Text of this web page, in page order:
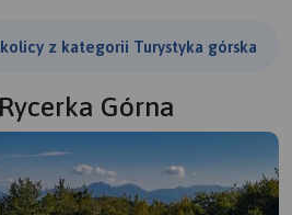
z kategorii Turystyka górska
Górna